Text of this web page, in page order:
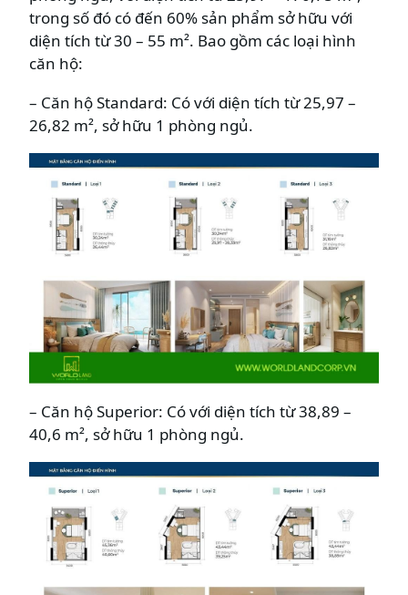
trong số đó có đến 60% sản phẩm sở hữu với
diện tích từ 30 – 55 m². Bao gồm các loại hình
căn hộ:
– Căn hộ Standard: Có với diện tích từ 25,97 –
26,82 m², sở hữu 1 phòng ngủ.
– Căn hộ Superior: Có với diện tích từ 38,89 –
40,6 m², sở hữu 1 phòng ngủ.